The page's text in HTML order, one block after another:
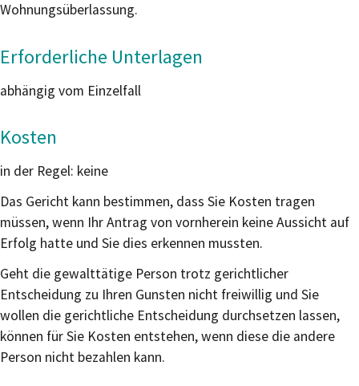
Wohnungsüberlassung.
Erforderliche Unterlagen
abhängig vom Einzelfall
Kosten
in der Regel: keine
Das Gericht kann bestimmen, dass Sie Kosten tragen
müssen, wenn Ihr Antrag von vornherein keine Aussicht auf
Erfolg hatte und Sie dies erkennen mussten.
Geht die gewalttätige Person trotz gerichtlicher
Entscheidung zu Ihren Gunsten nicht freiwillig und Sie
wollen die gerichtliche Entscheidung durchsetzen lassen,
können für Sie Kosten entstehen, wenn diese die andere
Person nicht bezahlen kann.